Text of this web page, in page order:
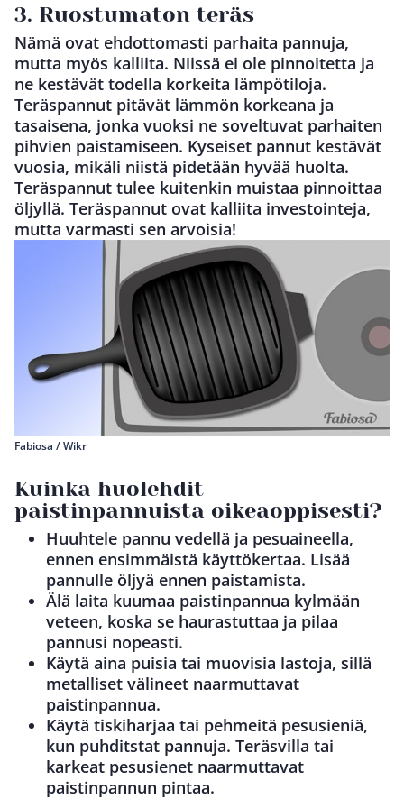
3. Ruostumaton teräs
Nämä ovat ehdottomasti parhaita pannuja,
mutta myös kalliita. Niissä ei ole pinnoitetta ja
ne kestävät todella korkeita lämpötiloja.
Teräspannut pitävät lämmön korkeana ja
tasaisena, jonka vuoksi ne soveltuvat parhaiten
pihvien paistamiseen. Kyseiset pannut kestävät
vuosia, mikäli niistä pidetään hyvää huolta.
Teräspannut tulee kuitenkin muistaa pinnoittaa
öljyllä. Teräspannut ovat kalliita investointeja,
mutta varmasti sen arvoisia!
Fabiosa / Wikr
Kuinka huolehdit
paistinpannuista oikeaoppisesti?
Huuhtele pannu vedellä ja pesuaineella,
ennen ensimmäistä käyttökertaa. Lisää
pannulle öljyä ennen paistamista.
Älä laita kuumaa paistinpannua kylmään
veteen, koska se haurastuttaa ja pilaa
pannusi nopeasti.
Käytä aina puisia tai muovisia lastoja, sillä
metalliset välineet naarmuttavat
paistinpannua.
Käytä tiskiharjaa tai pehmeitä pesusieniä,
kun puhditstat pannuja. Teräsvilla tai
karkeat pesusienet naarmuttavat
paistinpannun pintaa.